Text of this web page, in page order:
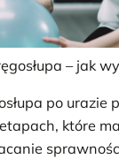
– jak
po urazie
które